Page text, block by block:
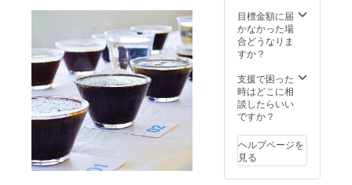
目標金額に届
かなかった場
合どうなりま
すか？
支援で困った
時はどこに相
談したらいい
ですか？
ヘルプページを
見る